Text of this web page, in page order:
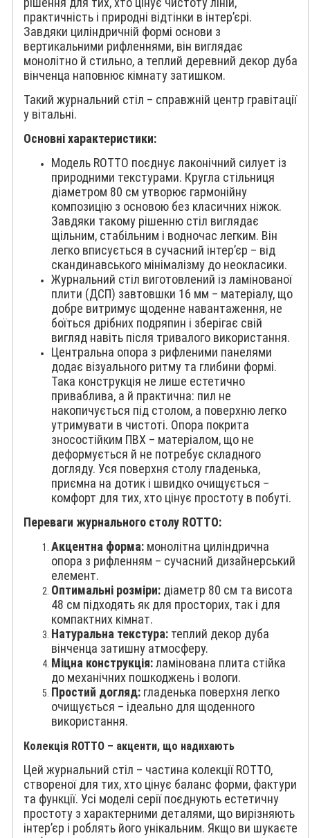
практичність і природні відтінки в інтер’єрі.
Завдяки циліндричній формі основи з
вертикальними рифленнями, він виглядає
монолітно й стильно, а теплий деревний декор дуба
вінченца наповнює кімнату затишком.
Такий журнальний стіл – справжній центр гравітації
у вітальні.
Основні характеристики:
Модель ROTTO поєднує лаконічний силует із
природними текстурами. Кругла стільниця
діаметром 80 см утворює гармонійну
композицію з основою без класичних ніжок.
Завдяки такому рішенню стіл виглядає
щільним, стабільним і водночас легким. Він
легко вписується в сучасний інтер’єр – від
скандинавського мінімалізму до неокласики.
Журнальний стіл виготовлений із ламінованої
плити (ДСП) завтовшки 16 мм – матеріалу, що
добре витримує щоденне навантаження, не
боїться дрібних подряпин і зберігає свій
вигляд навіть після тривалого використання.
Центральна опора з рифленими панелями
додає візуального ритму та глибини формі.
Така конструкція не лише естетично
приваблива, а й практична: пил не
накопичується під столом, а поверхню легко
утримувати в чистоті. Опора покрита
зносостійким ПВХ – матеріалом, що не
деформується й не потребує складного
догляду. Уся поверхня столу гладенька,
приємна на дотик і швидко очищується –
комфорт для тих, хто цінує простоту в побуті.
Переваги журнального столу ROTTO:
Акцентна форма: монолітна циліндрична
опора з рифленням – сучасний дизайнерський
елемент.
Оптимальні розміри: діаметр 80 см та висота
48 см підходять як для просторих, так і для
компактних кімнат.
Натуральна текстура: теплий декор дуба
вінченца затишну атмосферу.
Міцна конструкція:ламінована плита стійка
до механічних пошкоджень і вологи.
Простий догляд: гладенька поверхня легко
очищується – ідеально для щоденного
використання.
Колекція ROTTO – акценти, що надихають
Цей журнальний стіл – частина колекції ROTTO,
створеної для тих, хто цінує баланс форми, фактури
та функції. Усі моделі серії поєднують естетичну
простоту з характерними деталями, що вирізняють
інтер’єр і роблять його унікальним. Якщо ви шукаєте